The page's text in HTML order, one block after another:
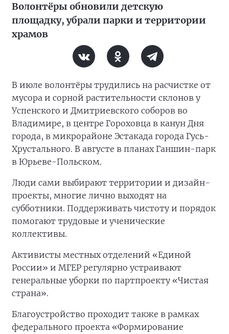
Волонтёры обновили детскую
площадку, убрали парки и территории
храмов
В июле волонтёры трудились на расчистке от
мусора и сорной растительности склонов у
Успенского и Дмитриевского соборов во
Владимире, в центре Гороховца в канун Дня
города, в микрорайоне Эстакада города Гусь-
Хрустального. В августе в планах Ганшин-парк
в Юрьеве-Польском.
Люди сами выбирают территории и дизайн-
проекты, многие лично выходят на
субботники. Поддерживать чистоту и порядок
помогают трудовые и ученические
коллективы.
Активисты местных отделений «Единой
России» и МГЕР регулярно устраивают
генеральные уборки по партпроекту «Чистая
страна».
Благоустройство проходит также в рамках
федерального проекта «Формирование